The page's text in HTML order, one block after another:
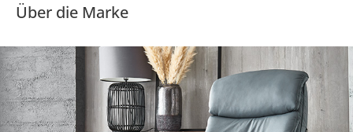
Über die Marke